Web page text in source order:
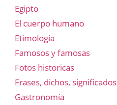
Egipto
El cuerpo humano
Etimología
Famosos y famosas
Fotos historicas
Frases, dichos, significados
Gastronomía